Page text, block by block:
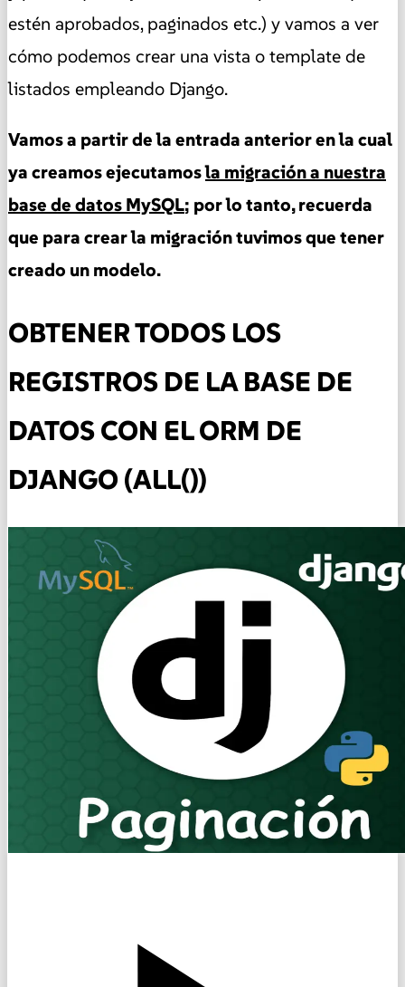
estén aprobados, paginados etc.) y vamos a ver
cómo podemos crear una vista o template de
listados empleando Django.
Vamos a partir de la entrada anterior en la cual
ya creamos ejecutamosla migración a nuestra
base de datos MySQL; por lo tanto, recuerda
que para crear la migración tuvimos que tener
creado un modelo.
OBTENER TODOS LOS
REGISTROS DE LA BASE DE
DATOS CON EL ORM DE
DJANGO (ALL())